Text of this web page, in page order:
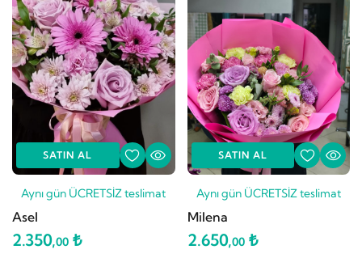
SATIN AL
Aynı gün ÜCRETSİZ teslimat
Asel
2.350,00 ₺
SATIN AL
Aynı gün ÜCRETSİZ teslimat
Milena
2.650,00₺